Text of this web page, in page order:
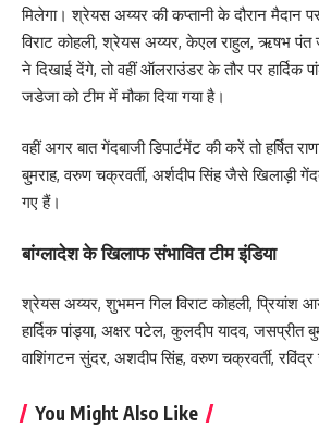
मिलेगा। श्रेयस अय्यर की कप्तानी के दौरान मैदान
विराट कोहली, श्रेयस अय्यर, केएल राहुल, ऋषभ
ने दिखाई देंगे, तो वहीं ऑलराउंडर के तौर पर हार्दिक
जडेजा को टीम में मौका दिया गया है।
वहीं अगर बात गेंदबाजी डिपार्टमेंट की करें तो हर्षित
बुमराह, वरुण चक्रवर्ती, अर्शदीप सिंह जैसे खिलाड़ी
गए हैं।
बांग्लादेश के खिलाफ संभावित टीम इंडिया
श्रेयस अय्यर, शुभमन गिल विराट कोहली, प्रियांश
हार्दिक पांड्या, अक्षर पटेल, कुलदीप यादव, जसप्रीत
वाशिंगटन सुंदर, अशदीप सिंह, वरुण चक्रवर्ती,
You Might Also Like